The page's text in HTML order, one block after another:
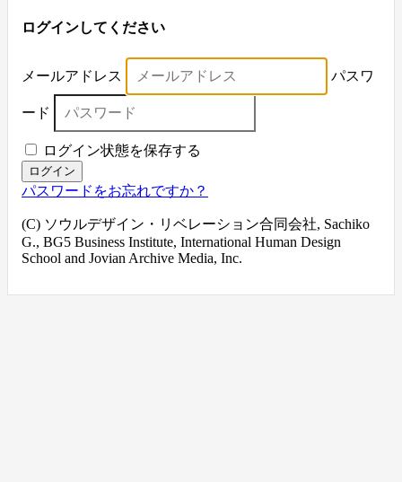
ログインしてください
メールアドレス パスワ
ード
ログイン状態を保存する
ログイン
パスワードをお忘れですか？
(C) ソウルデザイン・リベレーション合同会社, Sachiko
G., BG5 Business Institute, International Human Design
School and Jovian Archive Media, Inc.